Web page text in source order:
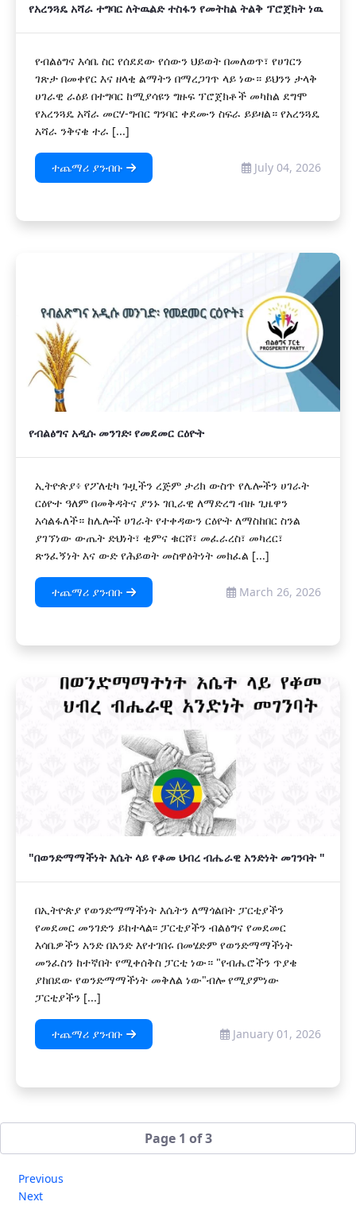
የአረንጓዴ አሻራ ተግባር ለትዉልድ ተስፋን የመትከል ትልቅ ፕሮጀክት ነዉ
የብልፅግና እሳቤ ስር የሰደደው የሰውን ህይወት በመለወጥ፣ የሀገርን
ገጽታ በመቀየር እና ዘላቂ ልማትን በማረጋገጥ ላይ ነው። ይህንን ታላቅ
ሀገራዊ ራዕይ በተግባር ከሚያሳዩን ግዙፍ ፕሮጀክቶች መካከል ደግሞ
የአረንጓዴ አሻራ መርሃ-ግብር ግንባር ቀደሙን ስፍራ ይይዛል። የአረንጓዴ
አሻራ ንቅናቄ ተራ [...]
ተጨማሪ ያንብቡ July 04, 2026
የብልፅግና አዲሱ መንገድ፡ የመደመር ርዕዮት
ኢትዮጵያ፥ የፖለቲካ ጉዟችን ረጅም ታሪክ ውስጥ የሌሎችን ሀገራት
ርዕዮተ ዓለም በመቅዳትና ያንኑ ገቢራዊ ለማድረግ ብዙ ጊዜዋን
አሳልፋለች። ከሌሎች ሀገራት የተቀዳውን ርዕዮት ለማስከበር ስንል
ያገኘነው ውጤት ድህነት፣ ቂምና ቁርሾ፣ መፈራረስ፣ መካረር፣
ጽንፈኝነት እና ውድ የሕይወት መስዋዕትነት መክፈል [...]
ተጨማሪ ያንብቡ March 26, 2026
"በወንድማማችነት እሴት ላይ የቆመ ህብረ ብሔራዊ አንድነት መገንባት "
በኢትዮጵያ የወንድማማችነት እሴትን ለማጎልበት ፓርቲያችን
የመደመር መንገድን ይከተላል፡፡ ፓርቲያችን ብልፅግና የመደመር
እሳቤዎችን አንድ በአንድ እየተገበሩ በመሄድም የወንድማማችነት
መንፈስን ከተኛበት የሚቀሰቅስ ፓርቲ ነው። "የብሔሮችን ጥያቄ
ያከበደው የወንድማማችነት መቅለል ነው"ብሎ የሚያምነው
ፓርቲያችን [...]
ተጨማሪ ያንብቡ January 01, 2026
Page 1 of 3
Previous
Next